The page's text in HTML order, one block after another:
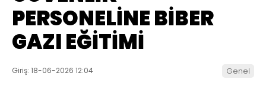
PERSONELİNE BİBER
GAZI EĞİTİMİ
Giriş: 18-06-2026 12:04 Genel